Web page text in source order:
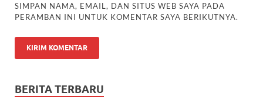
SIMPAN NAMA, EMAIL, DAN SITUS WEB SAYA PADA
PERAMBAN INI UNTUK KOMENTAR SAYA BERIKUTNYA.
BERITA TERBARU